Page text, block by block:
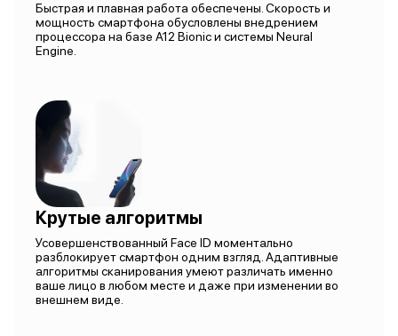
Быстрая и плавная работа обеспечены. Скорость и
мощность смартфона обусловлены внедрением
процессора на базе A12 Bionic и системы Neural
Engine.
Крутые алгоритмы
Усовершенствованный Face ID моментально
разблокирует смартфон одним взгляд. Адаптивные
алгоритмы сканирования умеют различать именно
ваше лицо в любом месте и даже при изменении во
внешнем виде.